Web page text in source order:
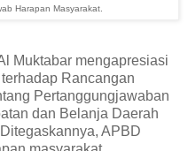
Harapan Masyarakat.
Muktabar mengapresiasi
Rancangan
Pertanggungjawaban
dan Belanja Daerah
APBD